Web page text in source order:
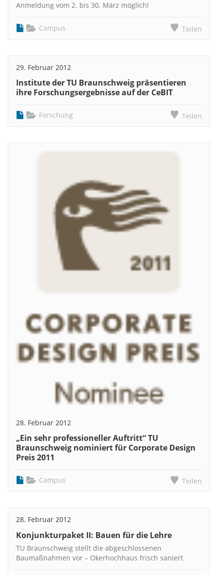
Anmeldung vom 2. bis 30. März möglich!
Campus Teilen
29. Februar 2012
Institute der TU Braunschweig präsentieren
ihre Forschungsergebnisse auf der CeBIT
Forschung Teilen
28. Februar 2012
„Ein sehr professioneller Auftritt“ TU
Braunschweig nominiert für Corporate Design
Preis 2011
Campus Teilen
28. Februar 2012
Konjunkturpaket II: Bauen für die Lehre
TU Braunschweig stellt die abgeschlossenen
Baumaßnahmen vor – Okerhochhaus frisch saniert